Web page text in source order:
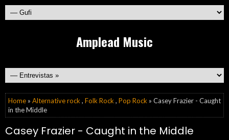
Amplead Music
Home » Alternative rock , Folk Rock , Pop Rock » Casey Frazier - Caught
in the Middle
Casey Frazier - Caught in the Middle